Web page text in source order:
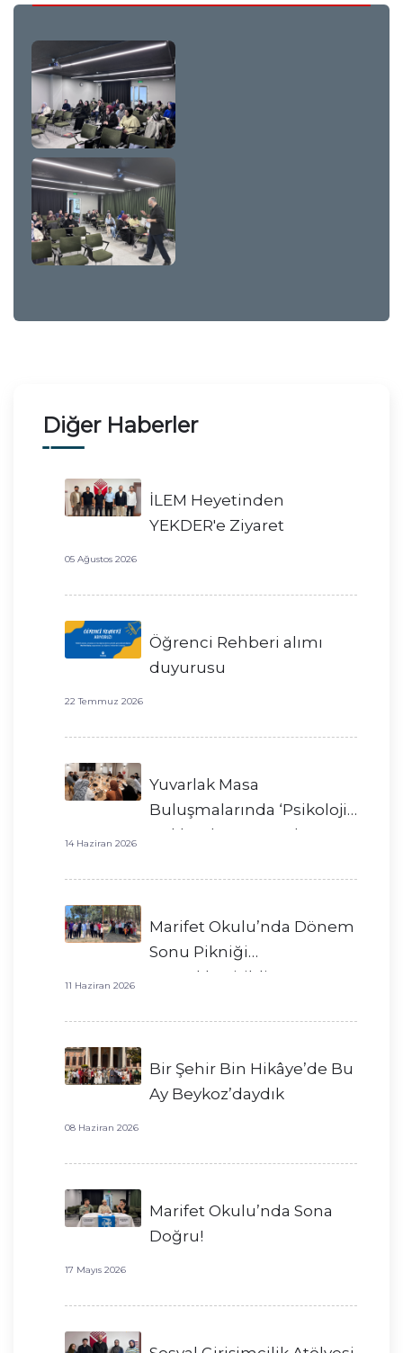
Diğer Haberler
İLEM Heyetinden
YEKDER'e Ziyaret
05 Ağustos 2026
Öğrenci Rehberi alımı
duyurusu
22 Temmuz 2026
Yuvarlak Masa
Buluşmalarında ‘Psikoloji’
Hakkında Konuştuk
14 Haziran 2026
Marifet Okulu’nda Dönem
Sonu Pikniği
Gerçekleştirildi!
11 Haziran 2026
Bir Şehir Bin Hikâye’de Bu
Ay Beykoz’daydık
08 Haziran 2026
Marifet Okulu’nda Sona
Doğru!
17 Mayıs 2026